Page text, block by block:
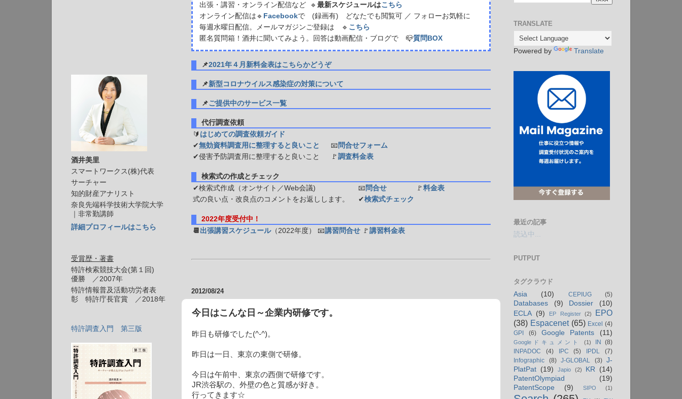
出張・講習・オンライン配信など 🔹 最新スケジュールはこちら
オンライン配信は🔹 Facebookで (録画有) どなたでも閲覧可 ／ フォローお気軽に
毎週水曜日配信。メールマガジンご登録は 🔹 こちら
匿名質問箱！酒井に聞いてみよう。回答は動画配信・ブログで 📪質問BOX
📌2021年４月新料金表はこちらかどうぞ
📌新型コロナウイルス感染症の対策について
📌ご提供中のサービス一覧
代行調査依頼
🔰 はじめての調査依頼ガイド
✔無効資料調査用に整理すると良いこと 📧 問合せフォーム
✔侵害予防調査用に整理すると良いこと
🚩 調査料金表
検索式の作成とチェック
✔検索式作成（オンサイト／Web会議)
📧 問合せ 🚩 料金表
式の良い点・改良点のコメントをお返しします。
✔検索式チェック
2022年度受付中！
📆 出張講習スケジュール（2022年度） 📧講習問合せ 🚩 講習料金表
2012/08/24
今日はこんな日～企業内研修です。
昨日も研修でした(^-^)。
昨日は一日、東京の東側で研修。
今日は午前中、東京の西側で研修です。
JR渋谷駅の、外壁の色と質感が好き。
行ってきます☆
酒井美里
スマートワークス(株)代表
サーチャー
知的財産アナリスト
奈良先端科学技術大学院大学
｜非常勤講師
詳細プロフィールはこちら
受賞歴・著書
特許検索競技大会(第１回)
優勝 ／2007年
特許情報普及活動功労者表
彰 特許庁長官賞 ／2018年
特許調査入門 第三版
TRANSLATE
Powered by Translate
最近の記事
読込中...
PUTPUT
タグクラウド
Asia
(10) CEPIUG (5)
Databases (9) Dossier
(10)
ECLA (9) EP Register (2)
EPO
(38) Espacenet (65) Excel (4)
GPI
(6) Google Patents (11)
Googleドキュメント (1) IN (8)
INPADOC
(4) IPC (5) IPDL
(7)
Infographic
(8) J-GLOBAL (3)
J-
PlatPat (19) Japio (2) KR
(14)
PatentOlympiad
(19)
PatentScope
(9) SIPO (1)